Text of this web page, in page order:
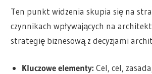
Ten punkt widzenia skupia się na
czynnikach wpływających na
strategię biznesową z decyzjami
Kluczowe elementy: Cel, cel,